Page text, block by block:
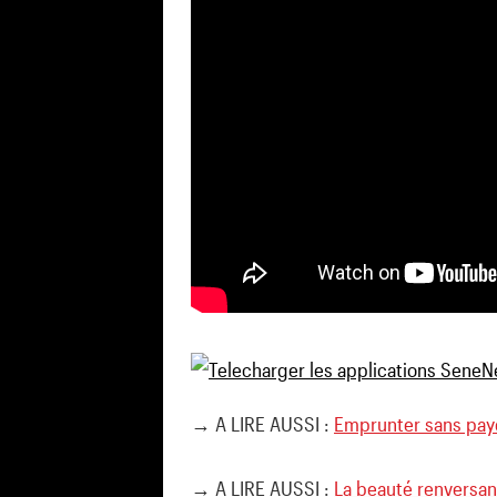
→ A LIRE AUSSI : Emprunter sans
→ A LIRE AUSSI : La beauté